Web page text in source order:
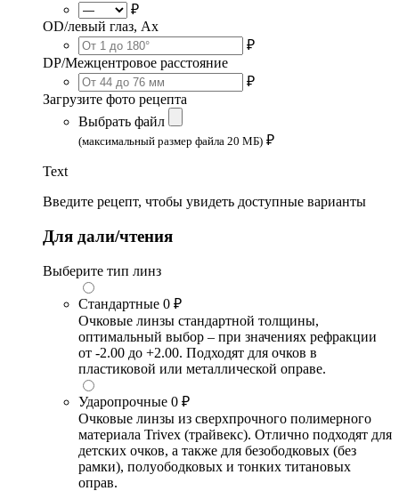
₽
OD/левый глаз, Ax
₽
DP/Межцентровое расстояние
₽
Загрузите фото рецепта
Выбрать файл
(максимальный размер файла 20 МБ) ₽
Text
Введите рецепт, чтобы увидеть доступные варианты
Для дали/чтения
Выберите тип линз
Стандартные 0 ₽
Очковые линзы стандартной толщины,
оптимальный выбор – при значениях рефракции
от -2.00 до +2.00. Подходят для очков в
пластиковой или металлической оправе.
Ударопрочные 0 ₽
Очковые линзы из сверхпрочного полимерного
материала Trivex (трайвекс). Отлично подходят для
детских очков, а также для безободковых (без
рамки), полуободковых и тонких титановых
оправ.